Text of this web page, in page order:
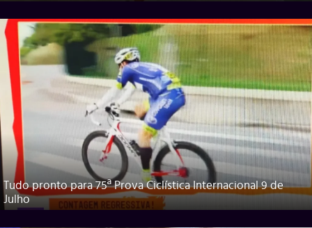
Tudo pronto para 75ª Prova Ciclística Internacional 9 de
Julho